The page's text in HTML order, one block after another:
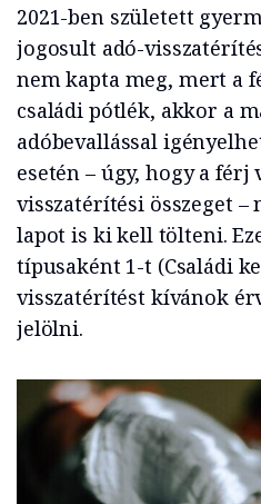
2021-ben született
jogosult adó-
nem kapta meg, mert a
családi pótlék, akkor a
adóbevallással
esetén – úgy, hogy a férj
visszatérítési összeget –
lapot is ki kell tölteni.
típusaként 1-t (Családi
visszatérítést kívánok
jelölni.